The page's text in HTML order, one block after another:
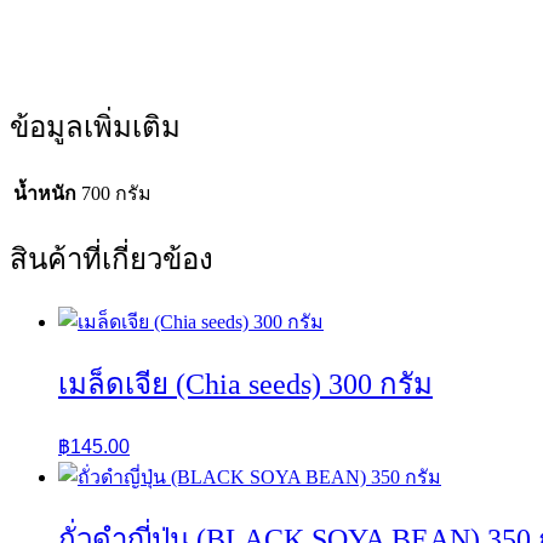
ข้อมูลเพิ่มเติม
น้ำหนัก 700 กรัม
สินค้าที่เกี่ยวข้อง
เมล็ดเจีย (Chia seeds) 300 กรัม
฿145.00